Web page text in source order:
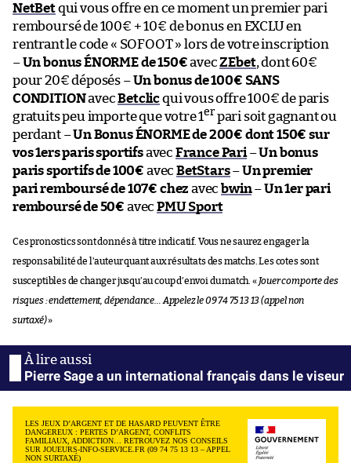
NetBetqui vous offre en ce moment un premier pari
remboursé de 100€ + 10€ de bonus en EXCLU en
rentrant le code « SOFOOT » lors de votre inscription
–Un bonus ÉNORME de 150€avecZEbet, dont 60€
pour 20€ déposés –Un bonus de 100€ SANS
CONDITIONavecBetclicqui vous offre 100€ de paris
gratuits peu importe que votre 1er pari soit gagnant ou
perdant –Un Bonus ÉNORME de 200€ dont 150€ sur
vos 1ers paris sportifsavec France Pari–Un bonus
paris sportifs de 100€ avec BetStars–Un premier
pari remboursé de 107€ chez avecbwin–Un 1er pari
remboursé de 50€ avecPMU Sport
Ces pronostics sont donnés à titre indicatif. Vous ne saurez engager la
responsabilité de l’auteur quant aux résultats des matchs. Les cotes sont
susceptibles de changer jusqu’au coup d’envoi du match. « Jouer comporte des
risques : endettement, dépendance… Appelez le 09 74 75 13 13 (appel non
surtaxé)»
Pierre Sage a un international français dans le viseur
LES JEUX D’ARGENT ET DE HASARD PEUVENT ÊTRE
DANGEREUX : PERTES D’ARGENT, CONFLITS
FAMILIAUX, ADDICTION… RETROUVEZ NOS CONSEILS
SUR JOUEURS-INFO-SERVICE.FR (09 74 75 13 13 – APPEL
NON SURTAXÉ)